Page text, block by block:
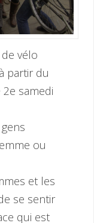
vélo
partir du
2e samedi
ou
et les
se sentir
qui est